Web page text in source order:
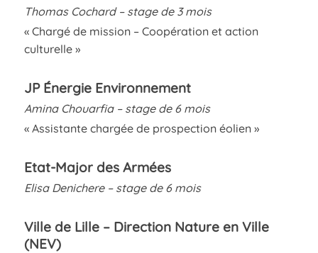
Thomas Cochard – stage de 3 mois
« Chargé de mission – Coopération et action
culturelle »
JP Énergie Environnement
Amina Chouarfia – stage de 6 mois
« Assistante chargée de prospection éolien »
Etat-Major des Armées
Elisa Denichere – stage de 6 mois
Ville de Lille – Direction Nature en Ville
(NEV)